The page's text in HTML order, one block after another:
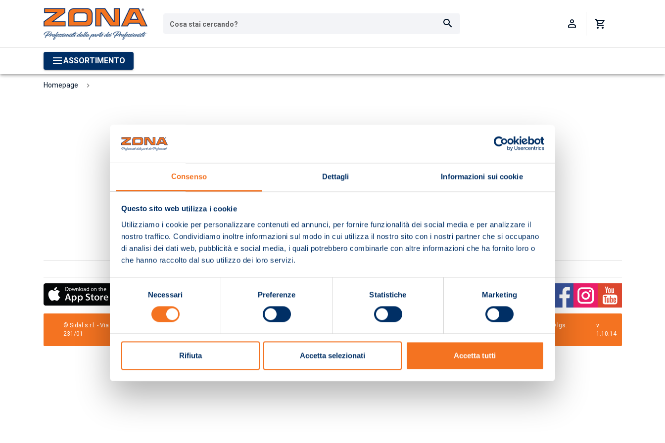
Consenso Dettagli Informazioni sui cookie
Questo sito web utilizza i cookie
Utilizziamo i cookie per personalizzare contenuti ed annunci, per fornire funzionalità dei social media e per analizzare il
nostro traffico. Condividiamo inoltre informazioni sul modo in cui utilizza il nostro sito con i nostri partner che si occupano
di analisi dei dati web, pubblicità e social media, i quali potrebbero combinarle con altre informazioni che ha fornito loro o
che hanno raccolto dal suo utilizzo dei loro servizi.
Selezione
consenso
Necessari Preferenze Statistiche Marketing
Rifiuta Accetta selezionati Accetta tutti
Cosa stai cercando?
ASSORTIMENTO
Homepage
© Sidal s.r.l. - Via S.Agostino,50, 51100 Pistoia - Cod.Fisc. e Registro Imprese Pistoia 01680210505 – R.E.A. n.155974 - Cap.Soc. € 2.000.000,00 i.v. La Società adotta il Codice Etico D.lgs.
231/01
v:
1.10.14